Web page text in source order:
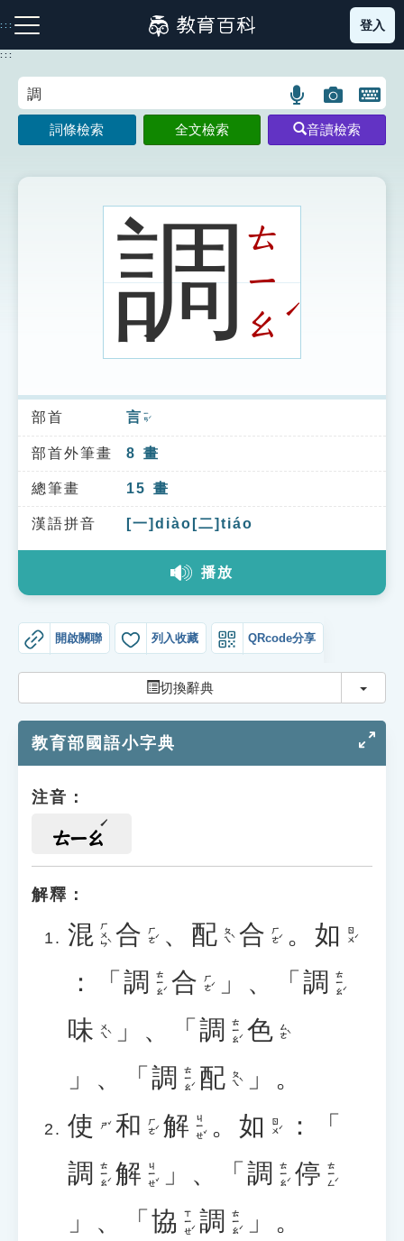
到
主
:::
注音索引圖示 筆畫索引圖示 部首索引表圖示
索引選單
知識索引
單字索引
生命大百科索引
教學應用
貓頭鷹博士
登入
:::
語
言
搜
示
圖
片
搜
開
鍵
圖
詞條檢索 全文檢索 音讀檢索
調ㄊ
ㄧ
ㄠ
ˊ
部首 言 ㄧㄢˊ
部首外筆畫 8 畫
總筆畫 15 畫
漢語拼音 [一]diào[二]tiáo
播放
開啟關聯 列入收藏 QRcode分享
切換辭典 切換
教育部國語小字典
注音：
ㄊㄧㄠ
解釋：
混 ㄏㄨㄣˋ 合 ㄏㄜˊ 、 配 ㄆㄟˋ 合 ㄏㄜˊ 。 如 ㄖㄨˊ
：「 調 ㄊㄧㄠˊ 合 ㄏㄜˊ 」、「 調 ㄊㄧㄠˊ
味 ㄨㄟˋ 」、「 調 ㄊㄧㄠˊ 色 ㄙㄜˋ
」、「 調 ㄊㄧㄠˊ 配 ㄆㄟˋ
」。
使
ㄕˇ 和 ㄏㄜˊ 解 ㄐㄧㄝˇ 。 如 ㄖㄨˊ
：「
調 ㄊㄧㄠˊ 解 ㄐㄧㄝˇ 」、「 調 ㄊㄧㄠˊ 停 ㄊㄧㄥˊ
」、「 協 ㄒㄧㄝˊ 調 ㄊㄧㄠˊ
」。